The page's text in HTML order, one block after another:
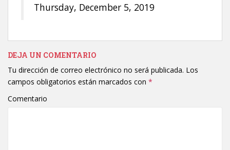
Thursday, December 5, 2019
DEJA UN COMENTARIO
Tu dirección de correo electrónico no será publicada. Los
campos obligatorios están marcados con *
Comentario